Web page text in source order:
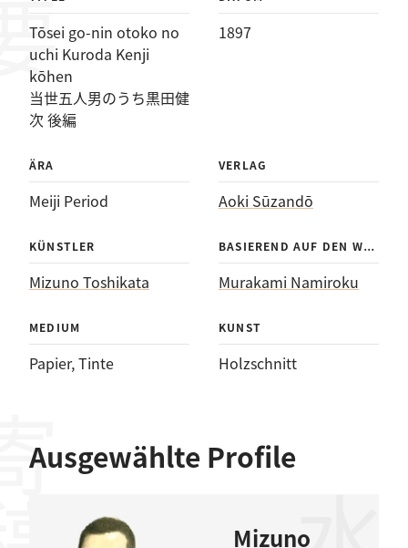
Tōsei go-nin otoko no
uchi Kuroda Kenji
kōhen
当世五人男のうち黒田健
次 後編
1897
ÄRA
Meiji Period
VERLAG
Aoki Sūzandō
KÜNSTLER
Mizuno Toshikata
BAS
IEREND AUF DEN WERKEN VON
Murakami Namiroku
MEDIUM
Papier, Tinte
KUNST
Holzschnitt
Ausgewählte Profile
Mizuno